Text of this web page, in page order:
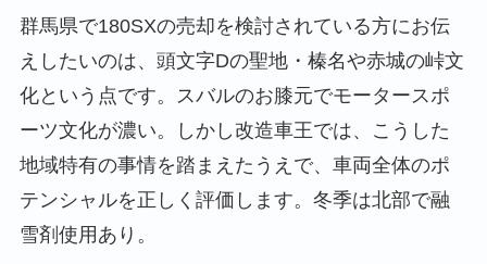
群馬県で180SXの売却を検討されている方にお伝
えしたいのは、頭文字Dの聖地・榛名や赤城の峠文
化という点です。スバルのお膝元でモータースポ
ーツ文化が濃い。しかし改造車王では、こうした
地域特有の事情を踏まえたうえで、車両全体のポ
テンシャルを正しく評価します。冬季は北部で融
雪剤使用あり。